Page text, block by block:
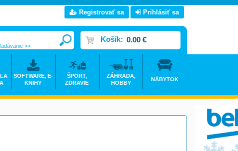
Registrovať sa Prihlásiť sa
Košík: 0.00 €
>>
SOFTWARE, E-
KNIHY
ŠPORT,
ZDRAVIE
ZÁHRADA,
HOBBY
NÁBYTOK